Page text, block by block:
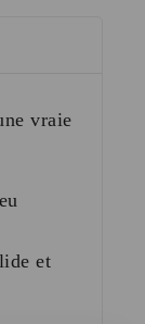
vraie
et